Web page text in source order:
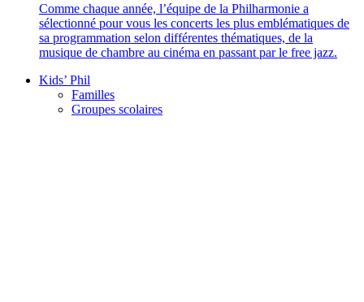
Comme chaque année, l’équipe de la Philharmonie a
sélectionné pour vous les concerts les plus emblématiques de
sa programmation selon différentes thématiques, de la
musique de chambre au cinéma en passant par le free jazz.
Kids’ Phil
Familles
Groupes scolaires